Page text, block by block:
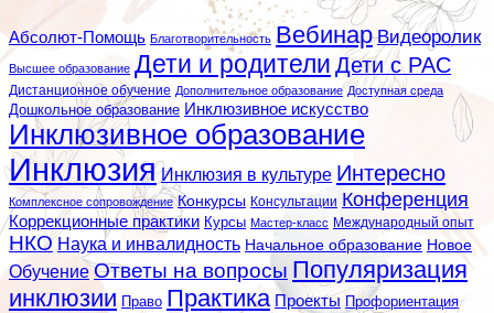
Абсолют-Помощь Благотворительность Вебинар Видеоролик
Высшее образование Дети и родители Дети с РАС
Дистанционное обучение Дополнительное образование Доступная среда
Дошкольное образование Инклюзивное искусство
Инклюзивное образование
Инклюзия Инклюзия в культуре Интересно
Комплексное сопровождение Конкурсы Консультации Конференция
Коррекционные практики Курсы Мастер-класс Международный опыт
НКО Наука и инвалидность Начальное образование Новое
Обучение Ответы на вопросы Популяризация
инклюзии Право Практика Проекты Профориентация